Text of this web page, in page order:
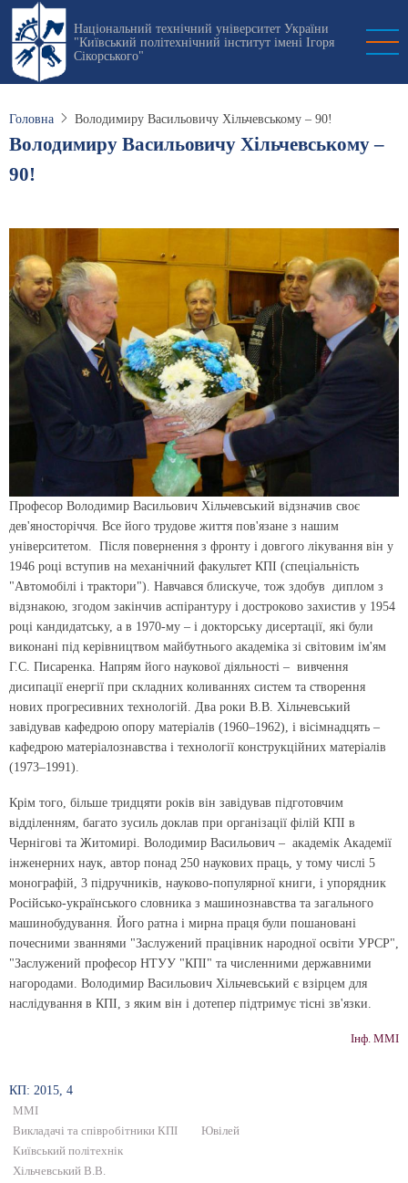
Перейти
основного
вмісту
Національний технічний університет України
"Київський політехнічний інститут імені Ігоря
Сікорського"
Головна Володимиру Васильовичу Хільчевському – 90!
Володимиру Васильовичу Хільчевському –
90!
Професор Володимир Васильович Хільчевський відзначив своє
дев'яносторіччя. Все його трудове життя пов'язане з нашим
університетом. Після повернення з фронту і довгого лікування він у
1946 році вступив на механічний факультет КПІ (спеціальність
"Автомобілі і трактори"). Навчався блискуче, тож здобув диплом з
відзнакою, згодом закінчив аспірантуру і достроково захистив у 1954
році кандидатську, а в 1970-му – і докторську дисертації, які були
виконані під керівництвом майбутнього академіка зі світовим ім'ям
Г.С. Писаренка. Напрям його наукової діяльності – вивчення
дисипації енергії при складних коливаннях систем та створення
нових прогресивних технологій. Два роки В.В. Хільчевський
завідував кафедрою опору матеріалів (1960–1962), і вісімнадцять –
кафедрою матеріалознавства і технології конструкційних матеріалів
(1973–1991).
Крім того, більше тридцяти років він завідував підготовчим
відділенням, багато зусиль доклав при організації філій КПІ в
Чернігові та Житомирі. Володимир Васильович – академік Академії
інженерних наук, автор понад 250 наукових праць, у тому числі 5
монографій, 3 підручників, науково-популярної книги, і упорядник
Російсько-українського словника з машинознавства та загального
машинобудування. Його ратна і мирна праця були пошановані
почесними званнями "Заслужений працівник народної освіти УРСР",
"Заслужений професор НТУУ "КПІ" та численними державними
нагородами. Володимир Васильович Хільчевський є взірцем для
наслідування в КПІ, з яким він і дотепер підтримує тісні зв'язки.
Інф. ММІ
КП: 2015, 4
ММІ
Викладачі та співробітники КПІ
Ювілей
Київський політехнік
Хільчевський В.В.